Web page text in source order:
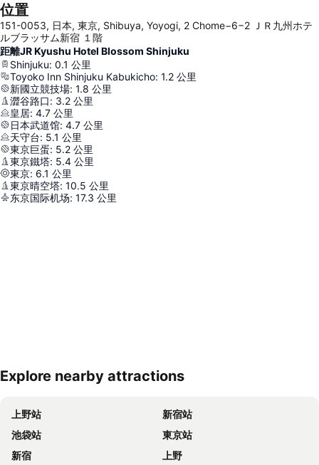
位置
151-0053, 日本, 東京, Shibuya, Yoyogi, 2 Chome−6−2 ＪＲ九州ホテ
ルブラッサム新宿 １階
距離JR Kyushu Hotel Blossom Shinjuku
Shinjuku: 0.1 公里
Toyoko Inn Shinjuku Kabukicho: 1.2 公里
新國立競技場: 1.8 公里
澀谷路口: 3.2 公里
皇居: 4.7 公里
日本武道馆: 4.7 公里
天守台: 5.1 公里
東京巨蛋: 5.2 公里
東京鐵塔: 5.4 公里
東京: 6.1 公里
東京晴空塔: 10.5 公里
东京国际机场: 17.3 公里
展開地圖
Explore nearby attractions
上野站
新宿站
池袋站
東京站
新宿
上野